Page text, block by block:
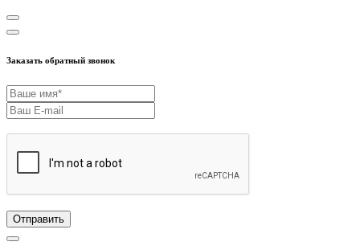
Заказать обратный звонок
Отправить